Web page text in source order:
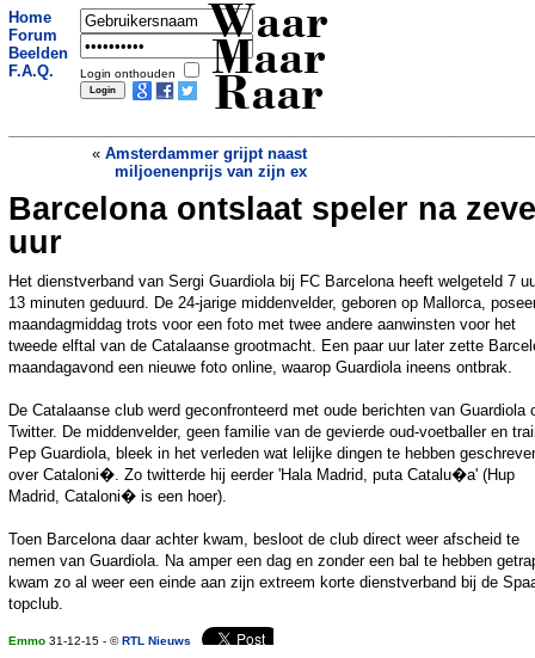
Home
Forum
Beelden
F.A.Q.
Login onthouden
Waar
Maar
Raar
« Amsterdammer grijpt naast
miljoenenprijs van zijn ex
Mijn bijen en ik hopen dat het snel koud
wordt»
Barcelona ontslaat speler na
uur
Het dienstverband van Sergi Guardiola bij FC Barcelona heeft welgeteld 7
13 minuten geduurd. De 24-jarige middenvelder, geboren op Mallorca,
maandagmiddag trots voor een foto met twee andere aanwinsten voor het
tweede elftal van de Catalaanse grootmacht. Een paar uur later zette
maandagavond een nieuwe foto online, waarop Guardiola ineens ontbrak.
De Catalaanse club werd geconfronteerd met oude berichten van Guardiola
Twitter. De middenvelder, geen familie van de gevierde oud-voetballer en
Pep Guardiola, bleek in het verleden wat lelijke dingen te hebben
over Cataloni�. Zo twitterde hij eerder 'Hala Madrid, puta Catalu�a' (Hup
Madrid, Cataloni� is een hoer).
Toen Barcelona daar achter kwam, besloot de club direct weer afscheid te
nemen van Guardiola. Na amper een dag en zonder een bal te hebben
kwam zo al weer een einde aan zijn extreem korte dienstverband bij de
topclub.
Emmo 31-12-15 - ©RTL Nieuws